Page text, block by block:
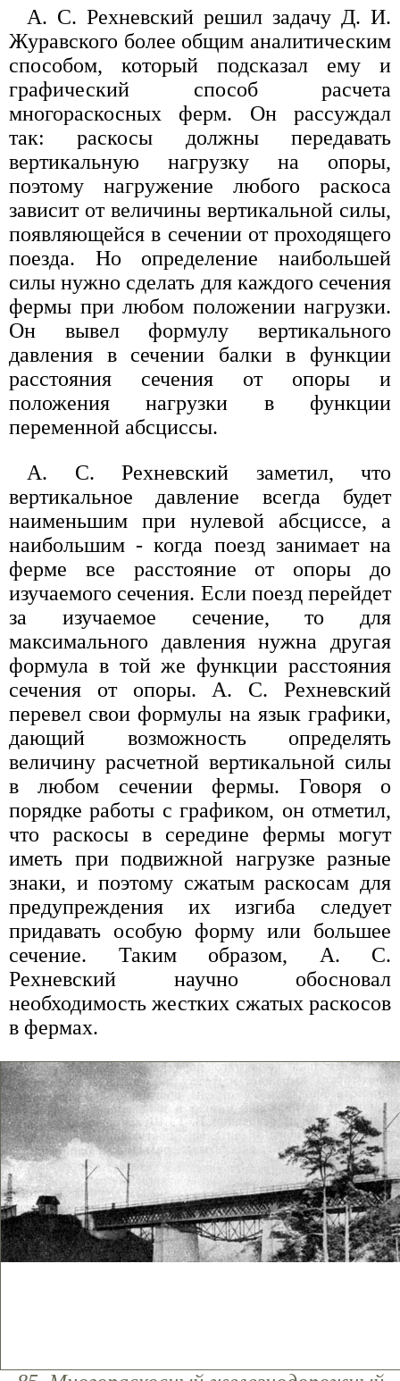
А. С. Рехневский решил задачу Д. И.
Журавского более общим аналитическим
способом, который подсказал ему и
графический способ расчета
многораскосных ферм. Он рассуждал
так: раскосы должны передавать
вертикальную нагрузку на опоры,
поэтому нагружение любого раскоса
зависит от величины вертикальной силы,
появляющейся в сечении от проходящего
поезда. Но определение наибольшей
силы нужно сделать для каждого сечения
фермы при любом положении нагрузки.
Он вывел формулу вертикального
давления в сечении балки в функции
расстояния сечения от опоры и
положения нагрузки в функции
переменной абсциссы.
А. С. Рехневский заметил, что
вертикальное давление всегда будет
наименьшим при нулевой абсциссе, а
наибольшим - когда поезд занимает на
ферме все расстояние от опоры до
изучаемого сечения. Если поезд перейдет
за изучаемое сечение, то для
максимального давления нужна другая
формула в той же функции расстояния
сечения от опоры. А. С. Рехневский
перевел свои формулы на язык графики,
дающий возможность определять
величину расчетной вертикальной силы
в любом сечении фермы. Говоря о
порядке работы с графиком, он отметил,
что раскосы в середине фермы могут
иметь при подвижной нагрузке разные
знаки, и поэтому сжатым раскосам для
предупреждения их изгиба следует
придавать особую форму или большее
сечение. Таким образом, А. С.
Рехневский научно обосновал
необходимость жестких сжатых раскосов
в фермах.